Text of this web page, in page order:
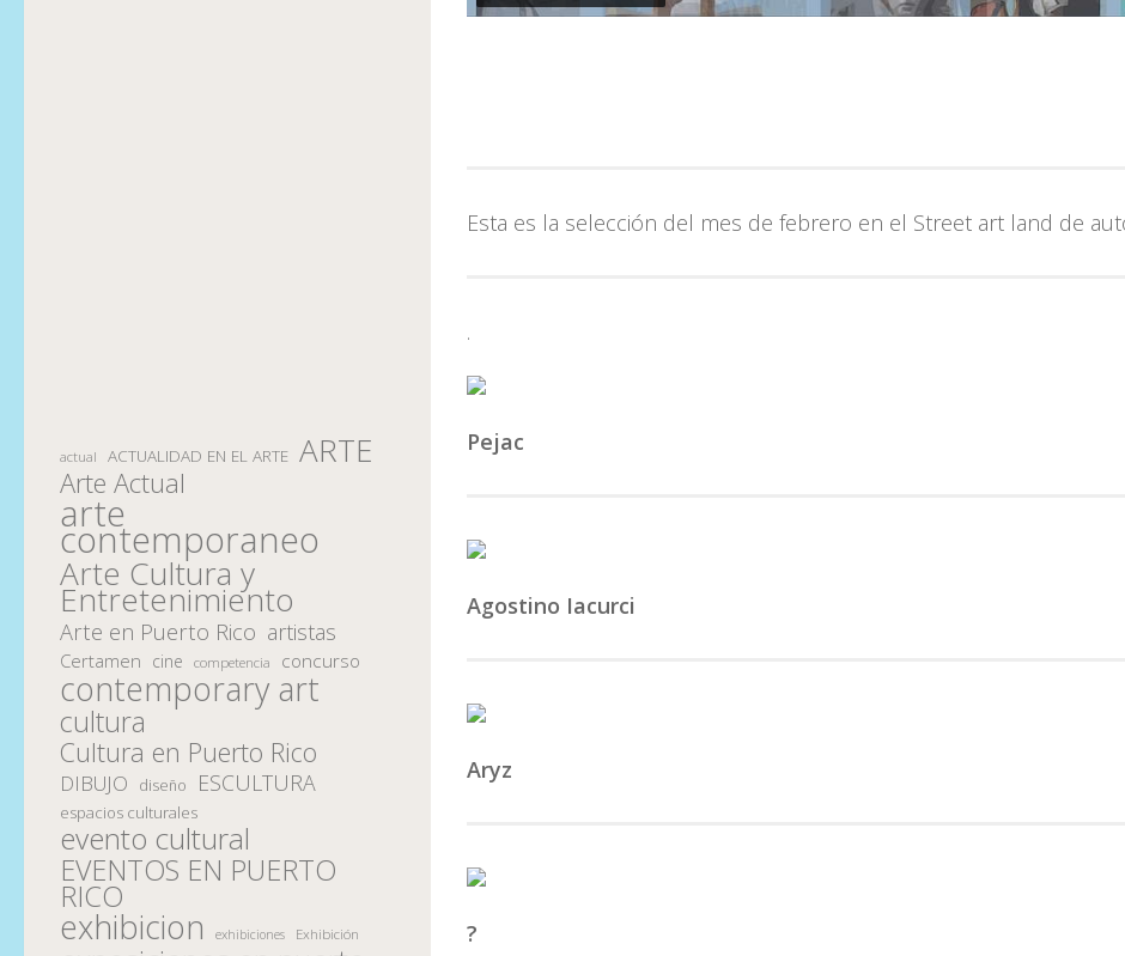
Esta es la selección del mes de febrero en el Street art land de
.
Pejac
Agostino Iacurci
Aryz
?
actual ACTUALIDAD EN EL ARTE ARTE
Arte Actual
arte
contemporaneo
Arte Cultura y
Entretenimiento
Arte en Puerto Rico artistas
Certamen cine competencia concurso
contemporary art
cultura
Cultura en Puerto Rico
DIBUJO diseño ESCULTURA
espacios culturales
evento cultural
EVENTOS EN PUERTO
RICO
exhibicion exhibiciones Exhibición